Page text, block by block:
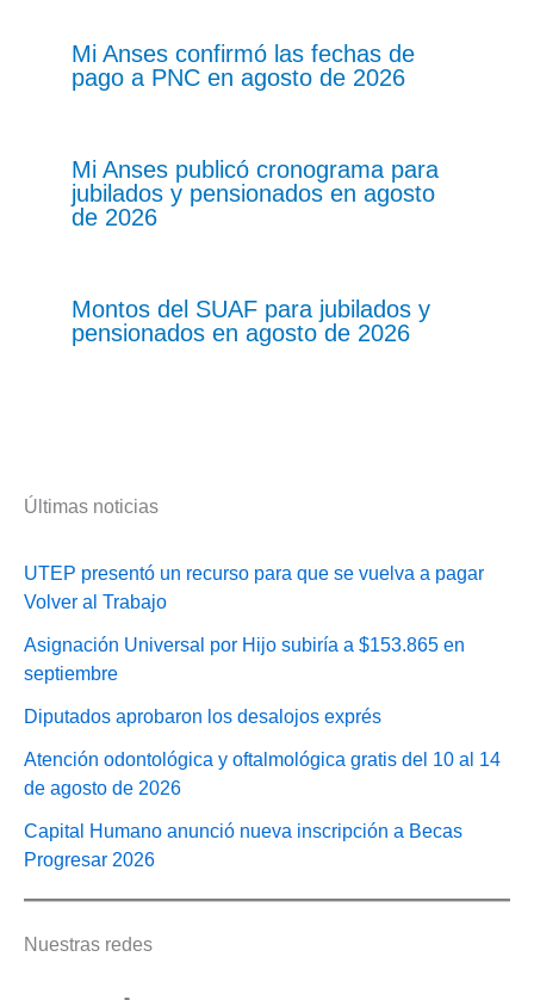
Mi Anses confirmó las fechas de
pago a PNC en agosto de 2026
Mi Anses publicó cronograma para
jubilados y pensionados en agosto
de 2026
Montos del SUAF para jubilados y
pensionados en agosto de 2026
Últimas noticias
UTEP presentó un recurso para que se vuelva a pagar
Volver al Trabajo
Asignación Universal por Hijo subiría a $153.865 en
septiembre
Diputados aprobaron los desalojos exprés
Atención odontológica y oftalmológica gratis del 10 al 14
de agosto de 2026
Capital Humano anunció nueva inscripción a Becas
Progresar 2026
Nuestras redes